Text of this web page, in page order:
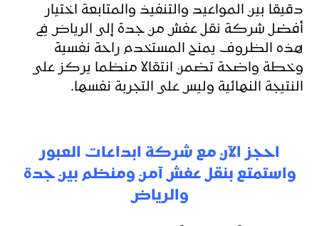
دقيقا بين المواعيد والتنفيذ والمتابعة اختيار
أفضل شركة نقل عفش من جدة إلى الرياض في
هذه الظروف يمنح المستخدم راحة نفسية
وخطة واضحة تضمن انتقالا منظما يركز على
النتيجة النهائية وليس على التجربة نفسها.
احجز الآن مع شركة ابداعات العبور
واستمتع بنقل عفش آمن ومنظم بين جدة
والرياض